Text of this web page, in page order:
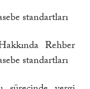
standartları
Rehber
standartları